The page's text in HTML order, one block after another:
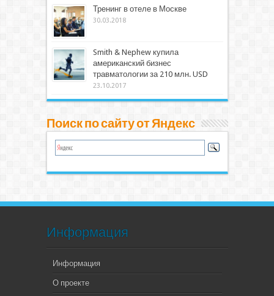
Тренинг в отеле в Москве
30.03.2018
Smith & Nephew купила
американский бизнес
травматологии за 210 млн. USD
23.10.2017
Поиск по сайту от Яндекс
Информация
Информация
О проекте